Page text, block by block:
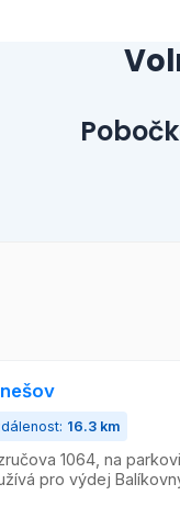
16.3 km
1064, na
pro výdej